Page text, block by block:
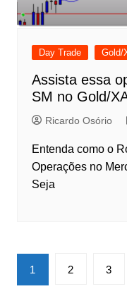
Day Trade Gold/
Assista essa
SM no Gold/
Ricardo Osório
Entenda como o
Operações no
Seja
Paginação
de
1 2 3